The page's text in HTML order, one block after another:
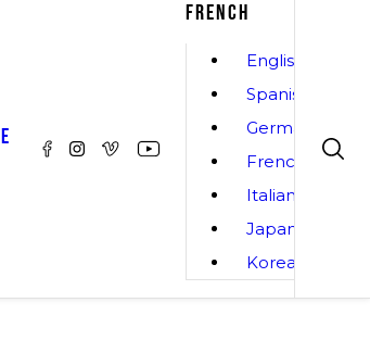
FRENCH
English
Spanish
German
French
Italian
Japanese
Korean